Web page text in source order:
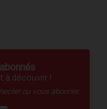
à découvrir !
ou vous abonner.